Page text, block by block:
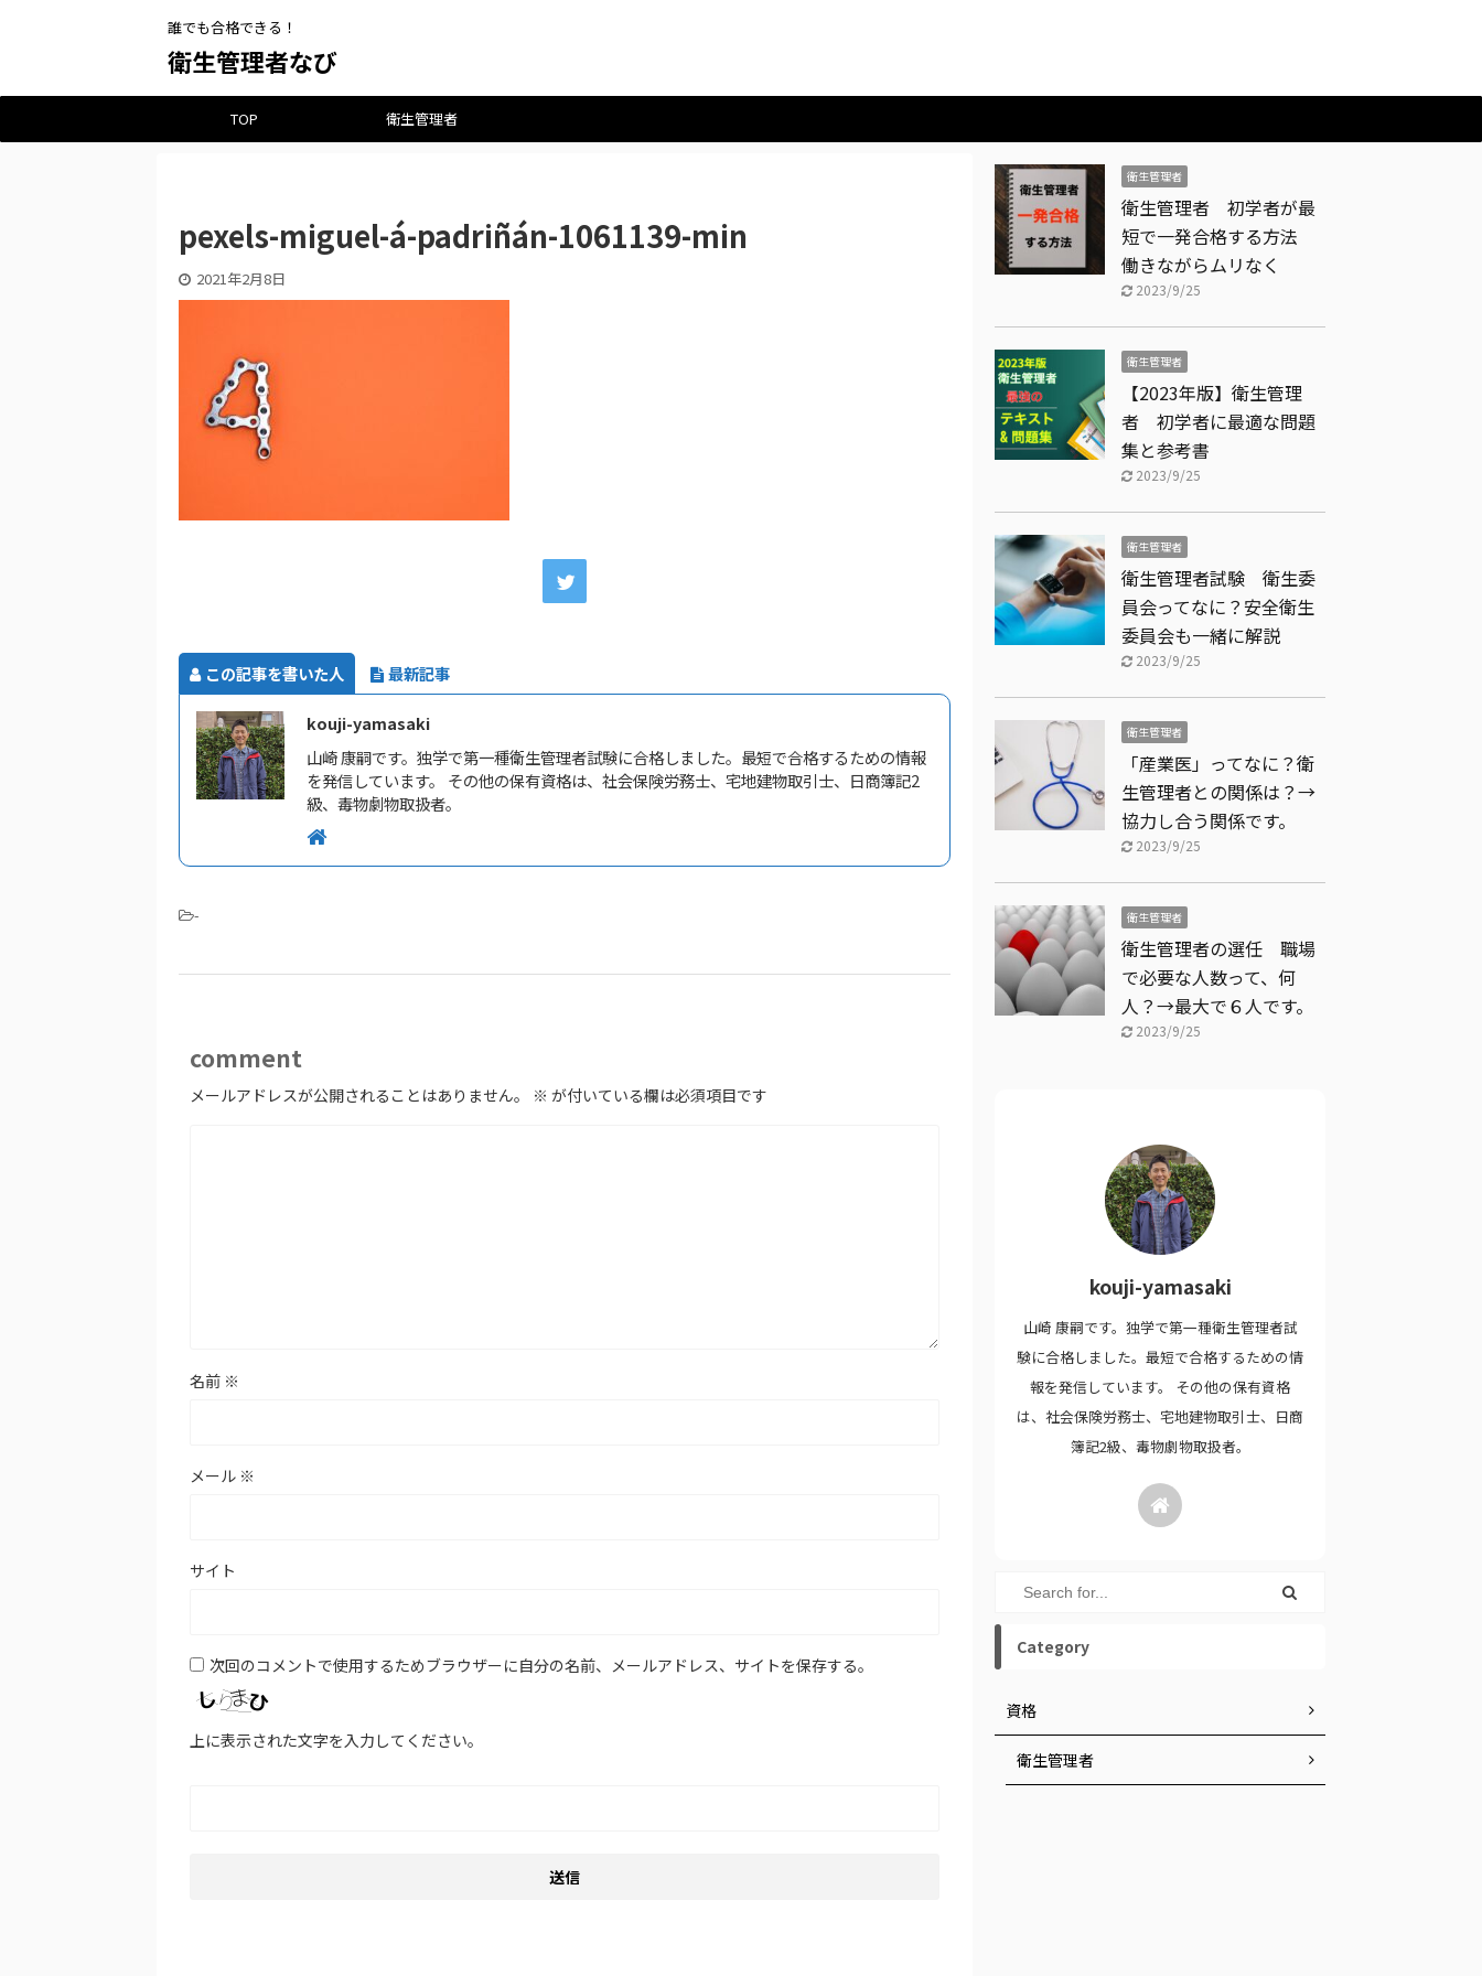
誰でも合格できる！
衛生管理者なび
TOP 衛生管理者
pexels-miguel-á-padriñán-1061139-min
2021年2月8日
この記事を書いた人 最新記事
kouji-yamasaki
山崎 康嗣です。独学で第一種衛生管理者試験に合格しました。最短で合格するための情報
を発信しています。 その他の保有資格は、社会保険労務士、宅地建物取引士、日商簿記2
級、毒物劇物取扱者。
-
comment
メールアドレスが公開されることはありません。 ※ が付いている欄は必須項目です
名前 ※
メール ※
サイト
次回のコメントで使用するためブラウザーに自分の名前、メールアドレス、サイトを保存する。
上に表示された文字を入力してください。
衛生管理者
衛生管理者 初学者が最
短で一発合格する方法
働きながらムリなく
2023/9/25
衛生管理者
【2023年版】衛生管理
者 初学者に最適な問題
集と参考書
2023/9/25
衛生管理者
衛生管理者試験 衛生委
員会ってなに？安全衛生
委員会も一緒に解説
2023/9/25
衛生管理者
「産業医」ってなに？衛
生管理者との関係は？→
協力し合う関係です。
2023/9/25
衛生管理者
衛生管理者の選任 職場
で必要な人数って、何
人？→最大で６人です。
2023/9/25
kouji-yamasaki
山崎 康嗣です。独学で第一種衛生管理者試
験に合格しました。最短で合格するための情
報を発信しています。 その他の保有資格
は、社会保険労務士、宅地建物取引士、日商
簿記2級、毒物劇物取扱者。
Category
資格
衛生管理者